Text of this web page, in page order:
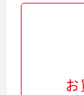
福井県
電話番号